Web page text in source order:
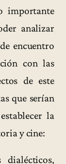
importante
analizar
encuentro
con las
de este
que serían
la
y cine:
dialécticos,